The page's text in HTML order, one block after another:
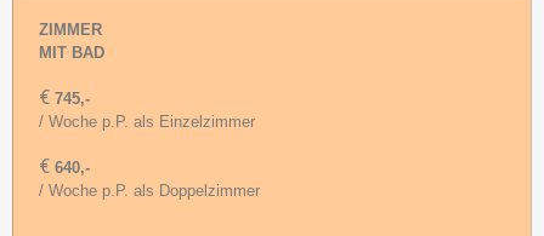
ZIMMER
MIT BAD
€ 745,-
/ Woche p.P. als Einzelzimmer
€ 640,-
/ Woche p.P. als Doppelzimmer